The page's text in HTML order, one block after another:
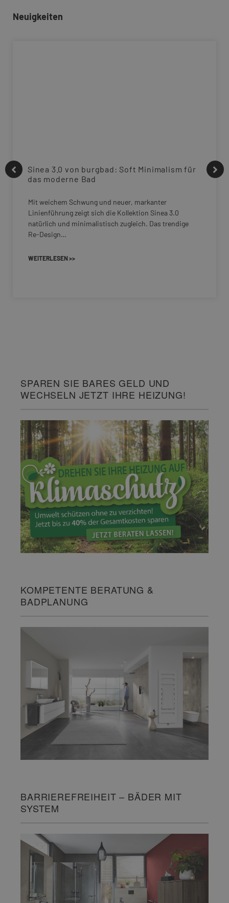
Neuigkeiten
Sinea 3.0 von burgbad: Soft Minimalism für
das moderne Bad
Mit weichem Schwung und neuer, markanter
Linienführung zeigt sich die Kollektion Sinea 3.0
natürlich und minimalistisch zugleich. Das trendige
Re-Design…
WEITERLESEN >>
SPAREN SIE BARES GELD UND
WECHSELN JETZT IHRE HEIZUNG!
KOMPETENTE BERATUNG &
BADPLANUNG
BARRIEREFREIHEIT – BÄDER MIT
SYSTEM